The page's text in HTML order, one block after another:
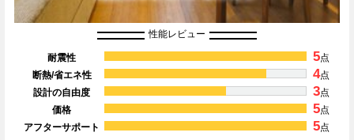
性能レビュー
耐震性 5点
断熱/省エネ性
4点
設計の自由度
3点
価格
5点
アフターサポート
5点